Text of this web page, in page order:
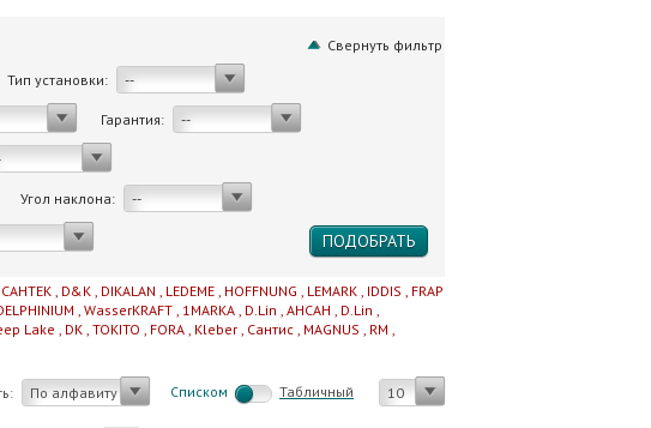
Свернуть фильтр
Тип установки: --
Гарантия: --
Угол наклона: --
САНТЕК , D&K , DIKALAN , LEDEME , HOFFNUNG , LEMARK , IDDIS , FRAP
, WasserKRAFT , 1MARKA , D.Lin , AHCAH , D.Lin ,
Lake , DK , TOKITO , FORA , Kleber , Сантис , MAGNUS , RM ,
По алфавиту Cписком Табличный 10